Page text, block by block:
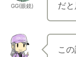
GG(眼鏡)
だ
こ